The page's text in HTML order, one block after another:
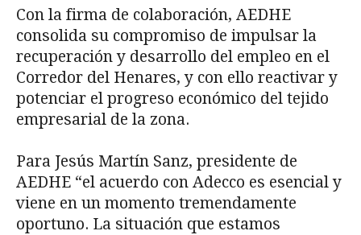
Con la firma de colaboración, AEDHE
consolida su compromiso de impulsar la
recuperación y desarrollo del empleo en el
Corredor del Henares, y con ello reactivar y
potenciar el progreso económico del tejido
empresarial de la zona.
Para Jesús Martín Sanz, presidente de
AEDHE “el acuerdo con Adecco es esencial y
viene en un momento tremendamente
oportuno. La situación que estamos